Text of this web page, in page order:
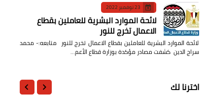
23 نوفمبر 2022
لائحة الموارد البشرية للعاملين بقطاع
الاعمال تخرج للنور
لائحة الموارد البشرية للعاملين بقطاع الاعمال تخرج للنور متابعه:- محمد
سراج الدين كشفت مصادر مؤكدة بوزارة قطاع الأعم…
اخترنا لك